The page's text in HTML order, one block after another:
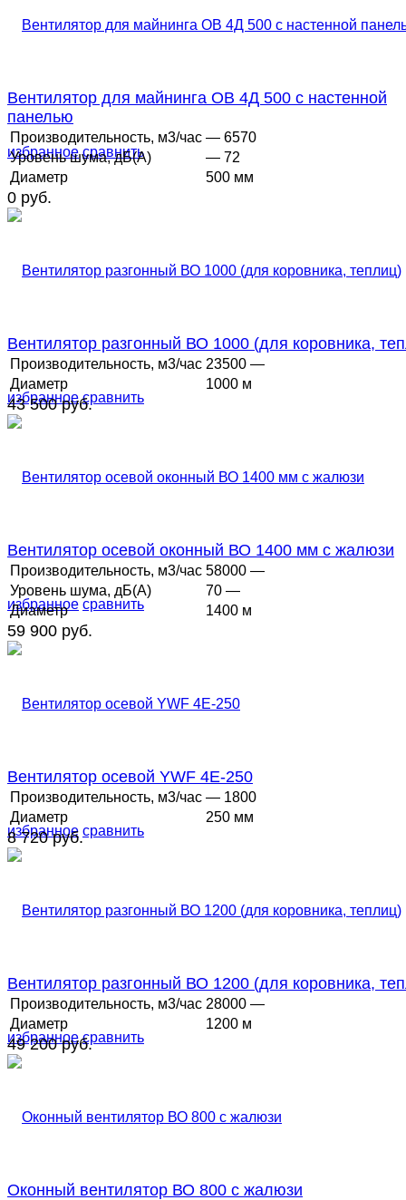
избранное сравнить
Вентилятор для майнинга ОВ 4Д 500 с настенной
панелью
Производительность, м3/час — 6570
Уровень шума, дБ(А)
— 72
Диаметр
500 мм
0 руб.
избранное сравнить
Вентилятор разгонный ВО 1000 (для коровника,
Производительность, м3/час 23500 —
Диаметр
1000 м
43 500 руб.
избранное сравнить
Вентилятор осевой оконный ВО 1400 мм с жалюзи
Производительность, м3/час 58000 —
Уровень шума, дБ(А)
70 —
Диаметр
1400 м
59 900 руб.
избранное сравнить
Вентилятор осевой YWF 4E-250
Производительность, м3/час — 1800
Диаметр
250 мм
8 720 руб.
избранное сравнить
Вентилятор разгонный ВО 1200 (для коровника,
Производительность, м3/час 28000 —
Диаметр
1200 м
49 200 руб.
Оконный вентилятор ВО 800 с жалюзи